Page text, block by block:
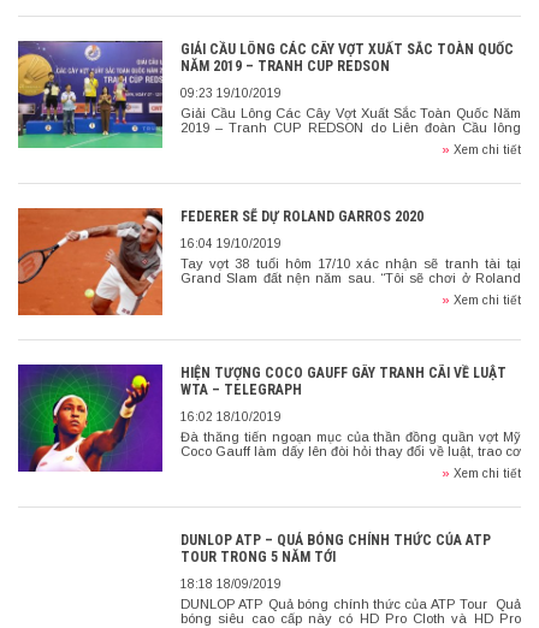
GIẢI CẦU LÔNG CÁC CÂY VỢT XUẤT SẮC TOÀN QUỐC
NĂM 2019 – TRANH CUP REDSON
09:23 19/10/2019
Giải Cầu Lông Các Cây Vợt Xuất Sắc Toàn Quốc Năm
2019 – Tranh CUP REDSON do Liên đoàn Cầu lông
» Xem chi tiết
FEDERER SẼ DỰ ROLAND GARROS 2020
16:04 19/10/2019
Tay vợt 38 tuổi hôm 17/10 xác nhận sẽ tranh tài tại
Grand Slam đất nện năm sau. “Tôi sẽ chơi ở Roland
» Xem chi tiết
HIỆN TƯỢNG COCO GAUFF GÂY TRANH CÃI VỀ LUẬT
WTA – TELEGRAPH
16:02 18/10/2019
Đà thăng tiến ngoạn mục của thần đồng quần vợt Mỹ
Coco Gauff làm dấy lên đòi hỏi thay đổi về luật, trao cơ
» Xem chi tiết
DUNLOP ATP – QUẢ BÓNG CHÍNH THỨC CỦA ATP
TOUR TRONG 5 NĂM TỚI
18:18 18/09/2019
DUNLOP ATP Quả bóng chính thức của ATP Tour Quả
bóng siêu cao cấp này có HD Pro Cloth và HD Pro